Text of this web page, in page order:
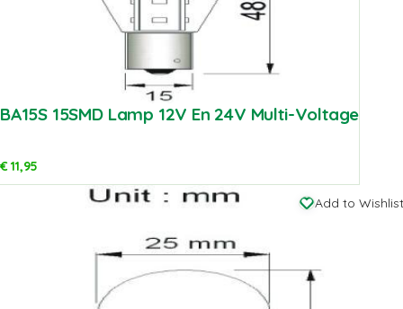
BA15S 15SMD Lamp 12V En 24V Multi-Voltage
€11,95
Add to Wishlist